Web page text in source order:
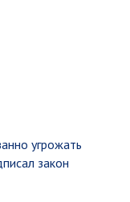
угрожать
закон